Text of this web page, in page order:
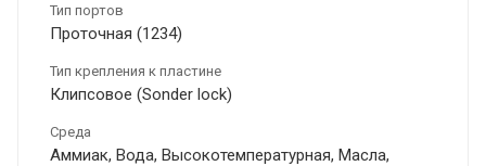
Тип портов
Проточная (1234)
Тип крепления к пластине
Клипсовое (Sonder lock)
Среда
Аммиак, Вода, Высокотемпературная, Масла,